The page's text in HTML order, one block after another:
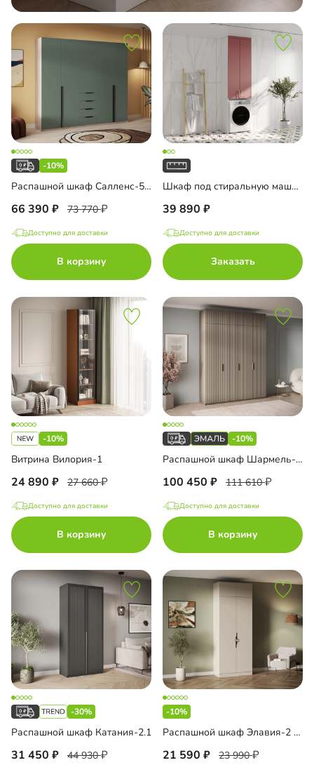
-10%
Распашной шкаф Салленс-5 Премиум
66 390 73 770
Доступно для доставки
В корзину
Шкаф под стиральную машину Ментон-1
39 890
Доступно для доставки
Заказать
-10%
Витрина Вилория-1
24 890 27 660
Доступно для доставки
В корзину
-10%
Распашной шкаф Шармель-4.1 Лайф Эмаль с антресолью
100 450 111 610
Доступно для доставки
В корзину
-30%
Распашной шкаф Катания-2.1
31 450 44 930
-10%
Распашной шкаф Элавия-2 с антресолью
21 590 23 990